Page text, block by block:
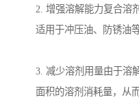
2. 增强溶解能力复合溶
适用于冲压油、防锈油
3. 减少溶剂用量由于溶
面积的溶剂消耗量，从